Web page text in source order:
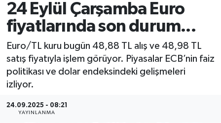
24 Eylül Çarşamba Euro
fiyatlarında son durum...
Euro/TL kuru bugün 48,88 TL alış ve 48,98 TL
satış fiyatıyla işlem görüyor. Piyasalar ECB’nin faiz
politikası ve dolar endeksindeki gelişmeleri
izliyor.
24.09.2025 - 08:21
YAYINLANMA
Süper Lig Puan Durumu ve Fikstür
Tüm Manşetler
Son Dakika Haberleri